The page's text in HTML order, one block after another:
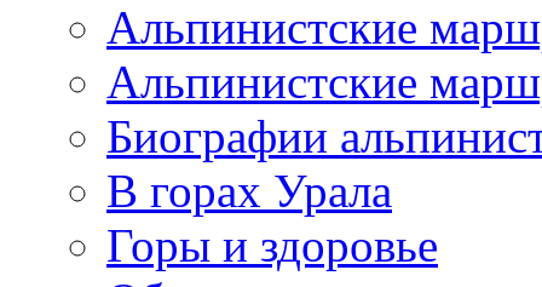
Альпинистские
Альпинистские
Биографии
В горах Урала
Горы и здоровье